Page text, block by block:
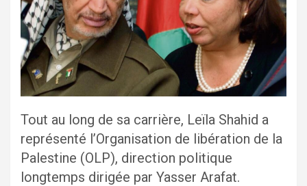
Tout au long de sa carrière, Leïla Shahid a
représenté l’Organisation de libération de la
Palestine (OLP), direction politique
longtemps dirigée par Yasser Arafat.